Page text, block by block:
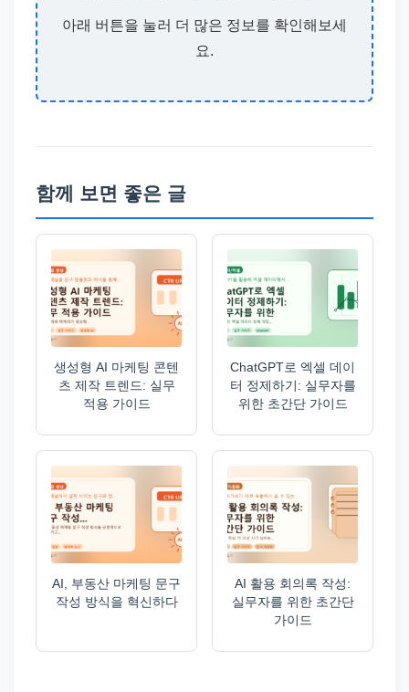
아래 버튼을 눌러 더 많은 정보를 확인해보세
요.
함께 보면 좋은 글
생성형 AI 마케팅 콘텐
츠 제작 트렌드: 실무
적용 가이드
ChatGPT로 엑셀 데이
터 정제하기: 실무자를
위한 초간단 가이드
AI, 부동산 마케팅 문구
작성 방식을 혁신하다
AI 활용 회의록 작성:
실무자를 위한 초간단
가이드